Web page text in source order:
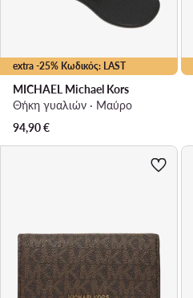
extra -25% Κωδικός: LAST
MICHAEL Michael Kors
Θήκη γυαλιών · Μαύρο
94,90€